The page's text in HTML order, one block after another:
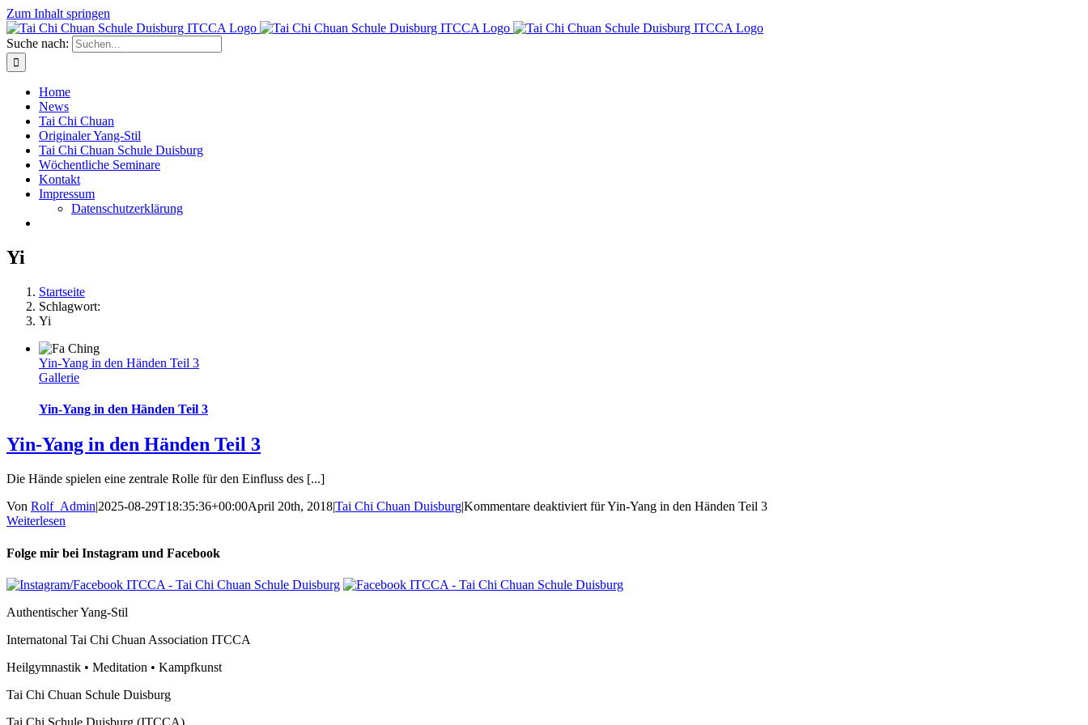
Zum Inhalt springen
Suche nach:
Home
News
Tai Chi Chuan
Originaler Yang-Stil
Tai Chi Chuan Schule Duisburg
Wöchentliche Seminare
Kontakt
Impressum
Datenschutzerklärung
Yi
Startseite
Schlagwort:
Yi
Yin-Yang in den Händen Teil 3
Gallerie
Yin-Yang in den Händen Teil 3
Yin-Yang in den Händen Teil 3
Die Hände spielen eine zentrale Rolle für den Einfluss des [...]
Von Rolf_Admin|2025-08-29T18:35:36+00:00April 20th, 2018|Tai Chi Chuan Duisburg|Kommentare deaktiviert für Yin-Yang in den Händen Teil 3
Weiterlesen
Folge mir bei Instagram und Facebook
Authentischer Yang-Stil
Internatonal Tai Chi Chuan Association ITCCA
Heilgymnastik • Meditation • Kampfkunst
Tai Chi Chuan Schule Duisburg
Tai Chi Schule Duisburg (ITCCA)